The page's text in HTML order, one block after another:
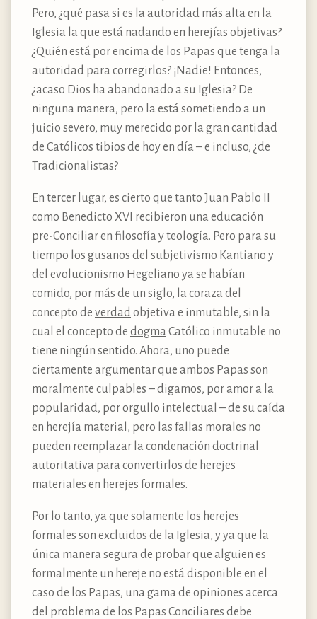
Pero, ¿qué pasa si es la autoridad más alta en la
Iglesia la que está nadando en herejías objetivas?
¿Quién está por encima de los Papas que tenga la
autoridad para corregirlos? ¡Nadie! Entonces,
¿acaso Dios ha abandonado a su Iglesia? De
ninguna manera, pero la está sometiendo a un
juicio severo, muy merecido por la gran cantidad
de Católicos tibios de hoy en día – e incluso, ¿de
Tradicionalistas?
En tercer lugar, es cierto que tanto Juan Pablo II
como Benedicto XVI recibieron una educación
pre-Conciliar en filosofía y teología. Pero para su
tiempo los gusanos del subjetivismo Kantiano y
del evolucionismo Hegeliano ya se habían
comido, por más de un siglo, la coraza del
concepto de verdadobjetiva e inmutable, sin la
cual el concepto de dogma Católico inmutable no
tiene ningún sentido. Ahora, uno puede
ciertamente argumentar que ambos Papas son
moralmente culpables – digamos, por amor a la
popularidad, por orgullo intelectual – de su caída
en herejía material, pero las fallas morales no
pueden reemplazar la condenación doctrinal
autoritativa para convertirlos de herejes
materiales en herejes formales.
Por lo tanto, ya que solamente los herejes
formales son excluidos de la Iglesia, y ya que la
única manera segura de probar que alguien es
formalmente un hereje no está disponible en el
caso de los Papas, una gama de opiniones acerca
del problema de los Papas Conciliares debe